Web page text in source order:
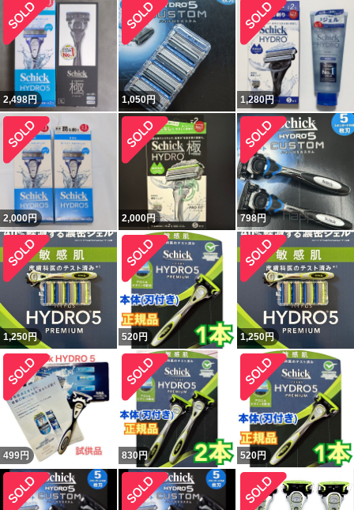
2,498円 1,050円 1,280円
2,000円 2,000円 798円
1,250円 520円 1,250円
499円 830円 520円